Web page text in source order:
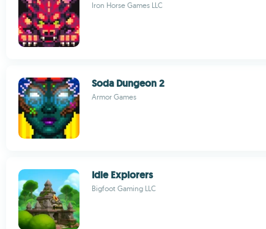
Iron Horse Games LLC
Soda Dungeon 2
Armor Games
Idle Explorers
Bigfoot Gaming LLC